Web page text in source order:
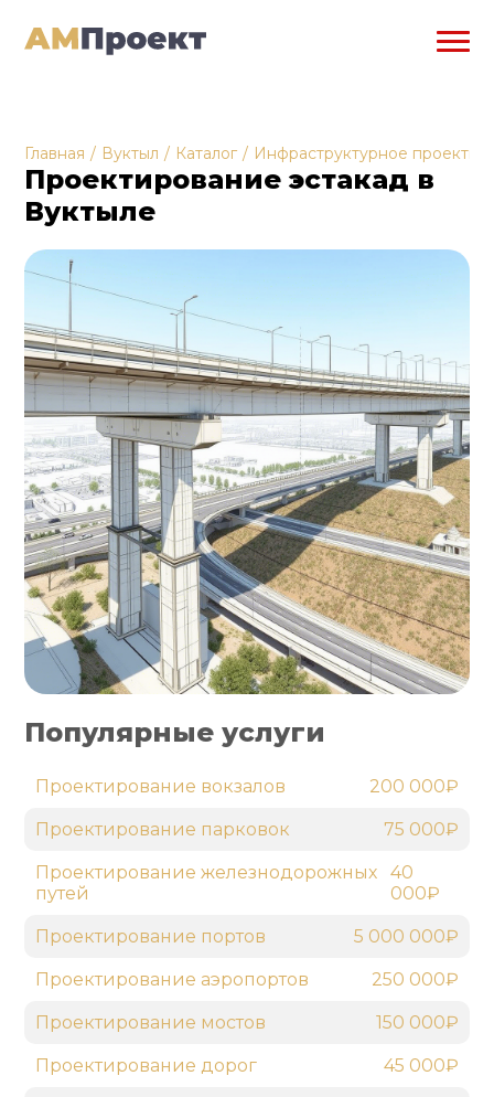
Главная / Вуктыл / Каталог / Инфраструктурное
Проектирование эстакад в
Вуктыле
Популярные услуги
Проектирование вокзалов 200 000₽
Проектирование парковок 75 000₽
Проектирование железнодорожных
путей
40
000₽
Проектирование портов 5 000 000₽
Проектирование аэропортов 250 000₽
Проектирование мостов 150 000₽
Проектирование дорог 45 000₽